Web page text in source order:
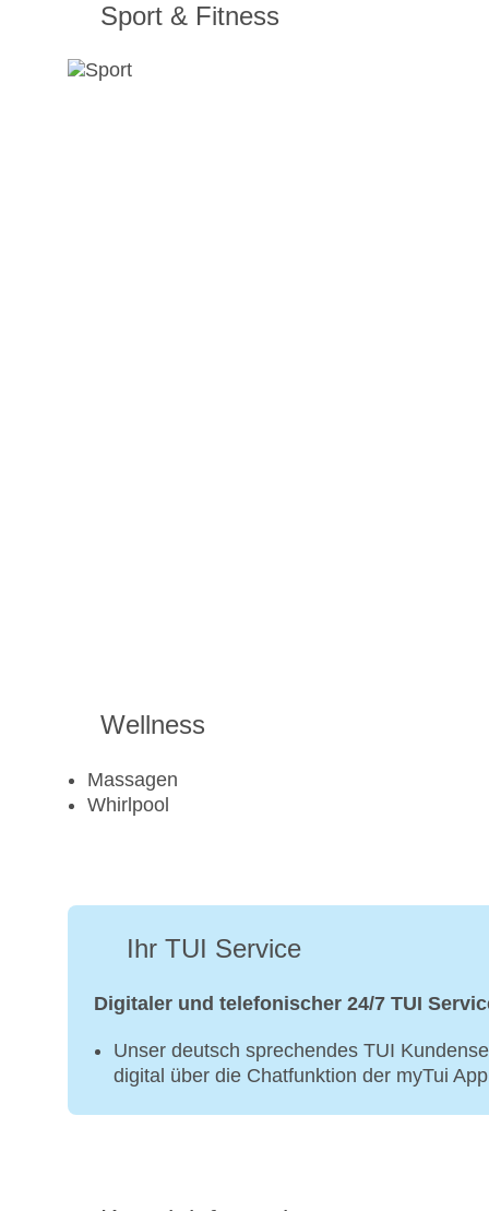
Sport & Fitness
Wellness
Massagen
Whirlpool
Ihr TUI Service
Digitaler und telefonischer 24/7 TUI
Unser deutsch sprechendes TUI
digital über die Chatfunktion der myTui